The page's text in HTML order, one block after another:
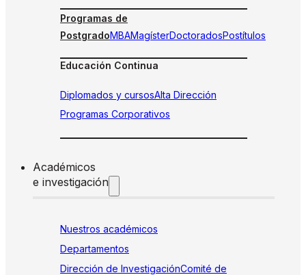
Programas de
PostgradoMBAMagísterDoctoradosPostítulos
Educación Continua
Diplomados y cursosAlta Dirección
Programas Corporativos
Académicos
e investigación
Nuestros académicos
Departamentos
Dirección de InvestigaciónComité de